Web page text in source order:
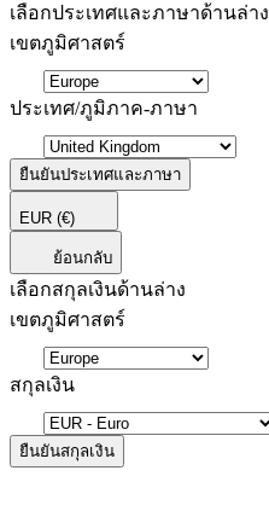
เลือกประเทศและภาษาด้านล่าง
เขตภูมิศาสตร์
ประเทศ/ภูมิภาค-ภาษา
ยืนยันประเทศและภาษา
EUR (€)
ย้อนกลับ
เลือกสกุลเงินด้านล่าง
เขตภูมิศาสตร์
สกุลเงิน
ยืนยันสกุลเงิน